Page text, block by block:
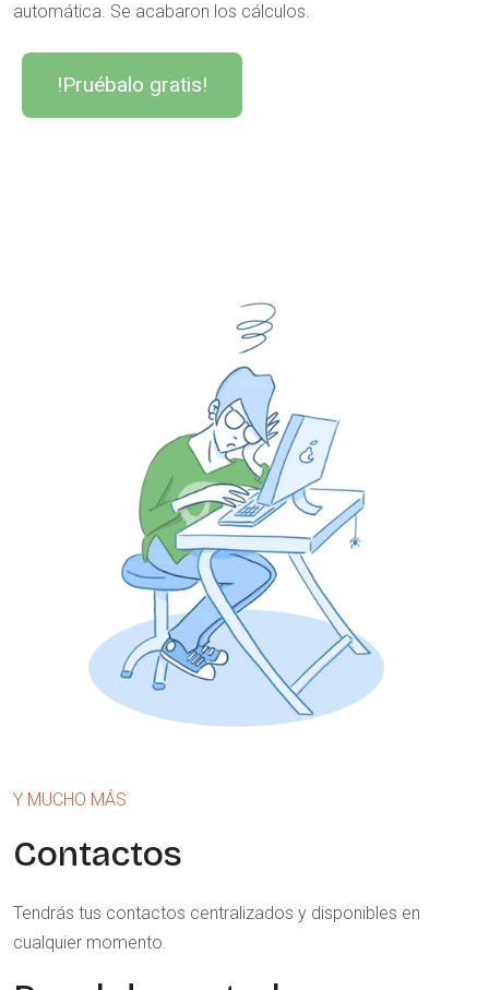
automática. Se acabaron los cálculos.
!Pruébalo gratis!
Y MUCHO MÁS
Contactos
Tendrás tus contactos centralizados y disponibles en
cualquier momento.